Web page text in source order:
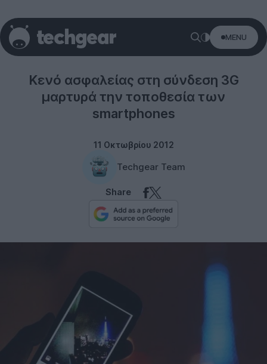
MENU
Smartphones
Κενό ασφαλείας στη σύνδεση 3G
μαρτυρά την τοποθεσία των
smartphones
11 Οκτωβρίου 2012
Techgear Team
Share